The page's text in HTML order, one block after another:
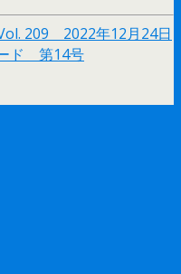
209 2022年12月24日
ド 第14号